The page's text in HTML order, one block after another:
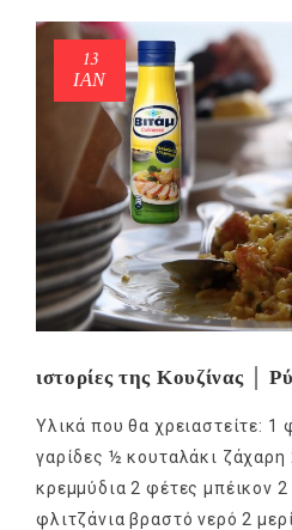
13
ΙΑΝ
ιστορίες της Κουζίνας │
Υλικά που θα χρειαστείτε: 1
γαρίδες ½ κουταλάκι
κρεμμύδια 2 φέτες μπέικον 2
φλιτζάνια βραστό νερό 2